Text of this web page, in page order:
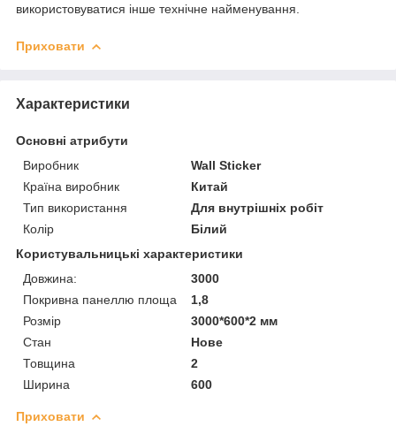
використовуватися інше технічне найменування.
Приховати
Характеристики
Основні атрибути
Виробник
Wall Sticker
Країна виробник
Китай
Тип використання
Для внутрішніх робіт
Колір
Білий
Користувальницькі характеристики
Довжина:
3000
Покривна панеллю площа
1,8
Розмір
3000*600*2 мм
Стан
Нове
Товщина
2
Ширина
600
Приховати